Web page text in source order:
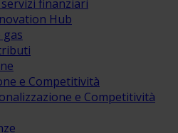
finanziari
Hub
gas
e Competitività
e Competitività